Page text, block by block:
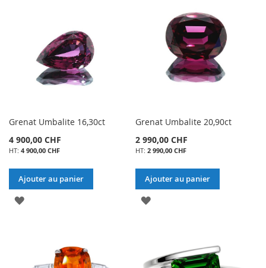
D’ENVIE
LISTE
D’ENVIE
Grenat Umbalite 16,30ct
4 900,00 CHF
4 900,00 CHF
Ajouter au panier
AJOUTER
LISTE
Grenat Umbalite 20,90ct
2 990,00 CHF
2 990,00 CHF
Ajouter au panier
AJOUTER
LISTE